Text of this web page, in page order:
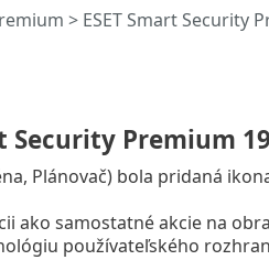
> ESET Smart Security
Security Premium
Plánovač) bola pridaná
ako samostatné akcie na
používateľského